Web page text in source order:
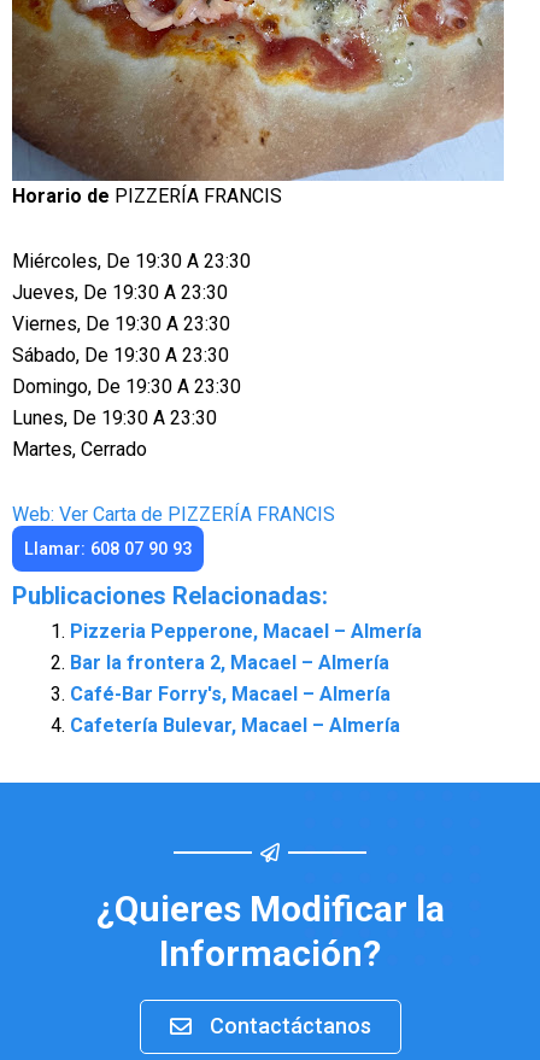
Horario de PIZZERÍA FRANCIS
Miércoles, De 19:30 A 23:30
Jueves, De 19:30 A 23:30
Viernes, De 19:30 A 23:30
Sábado, De 19:30 A 23:30
Domingo, De 19:30 A 23:30
Lunes, De 19:30 A 23:30
Martes, Cerrado
Web: Ver Carta de PIZZERÍA FRANCIS
Llamar: 608 07 90 93
Publicaciones Relacionadas:
Pizzeria Pepperone, Macael – Almería
Bar la frontera 2, Macael – Almería
Café-Bar Forry's, Macael – Almería
Cafetería Bulevar, Macael – Almería
¿Quieres Modificar la
Información?
Contactáctanos